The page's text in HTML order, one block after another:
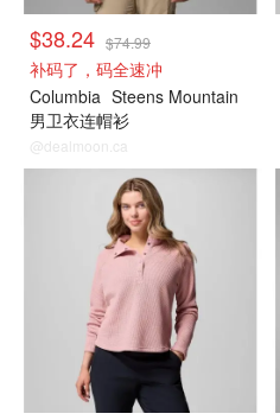
$38.24 $74.99
补码了，码全速冲
Columbia Steens Mountain
男卫衣连帽衫
@dealmoon.ca